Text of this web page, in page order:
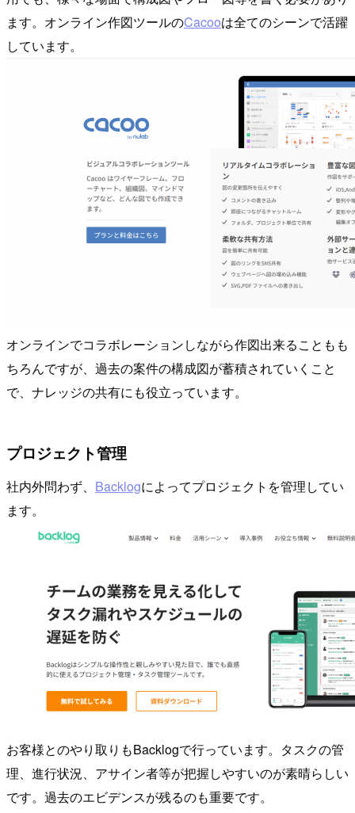
ます。オンライン作図ツールのCacooは全てのシーンで活躍
しています。
オンラインでコラボレーションしながら作図出来ることもも
ちろんですが、過去の案件の構成図が蓄積されていくこと
で、ナレッジの共有にも役立っています。
プロジェクト管理
社内外問わず、 Backlogによってプロジェクトを管理してい
ます。
お客様とのやり取りもBacklogで行っています。タスクの管
理、進行状況、アサイン者等が把握しやすいのが素晴らしい
です。過去のエビデンスが残るのも重要です。